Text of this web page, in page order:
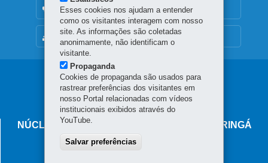
MAPA DO SITE
OUVIDORIA
Navegação
principal
NÚCLEO REGIONAL DE EDUCAÇÃO DE MARINGÁ
Avenida Paranavaí, 665 - Zona 06
Esses cookies nos ajudam a entender
como os visitantes interagem com nosso
site. As informações são coletadas
anonimamente, não identificam o
visitante.
Propaganda
Cookies de propaganda são usados para
rastrear preferências dos visitantes em
nosso Portal relacionadas com vídeos
institucionais exibidos através do
YouTube.
Salvar preferências